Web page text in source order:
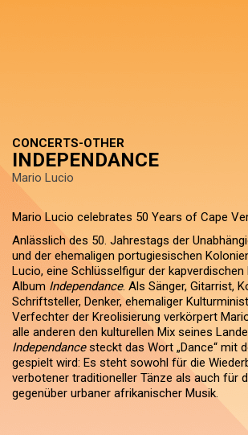
CONCERTS-OTHER
INDEPENDANCE
Mario Lucio
Mario Lucio celebrates 50 Years of Cape
Anlässlich des 50. Jahrestags der
und der ehemaligen portugiesischen
Lucio, eine Schlüsselfigur der kapverdischen
Album Independance. Als Sänger, Gitarrist,
Schriftsteller, Denker, ehemaliger
Verfechter der Kreolisierung verkörpert
alle anderen den kulturellen Mix seines
Independancesteckt das Wort „Dance“ mit
gespielt wird: Es steht sowohl für die
verbotener traditioneller Tänze als auch für
gegenüber urbaner afrikanischer Musik.